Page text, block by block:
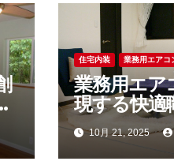
住宅内装 業務用エアコ
業務用エア
現する快適
エネ運用の
イド
10月 21, 2025